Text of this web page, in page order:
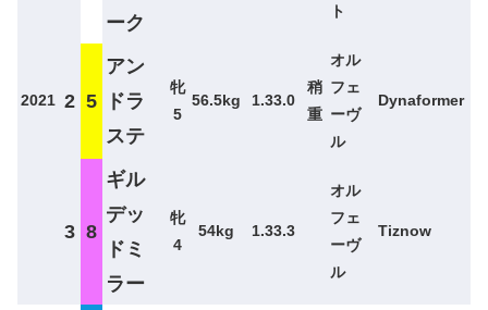
2021
ーク
稍
重
ト
2 5
アン
ドラ
ステ
牝
5
56.5kg 1.33.0
オル
フェ
ーヴ
ル
Dynaformer
3 8
ギル
デッ
ドミ
ラー
牝
4
54kg 1.33.3
オル
フェ
ーヴ
ル
Tiznow